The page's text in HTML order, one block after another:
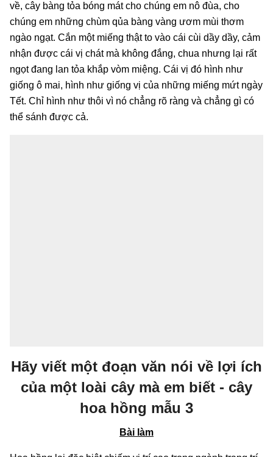
về, cây bàng tỏa bóng mát cho chúng em nô đùa, cho
chúng em những chùm qủa bàng vàng ươm mùi thơm
ngào ngạt. Cắn một miếng thật to vào cái cùi dầy dầy, cảm
nhận được cái vị chát mà không đắng, chua nhưng lại rất
ngọt đang lan tỏa khắp vòm miệng. Cái vị đó hình như
giống ô mai, hình như giống vị của những miếng mứt ngày
Tết. Chỉ hình như thôi vì nó chẳng rõ ràng và chẳng gì có
thể sánh được cả.
Hãy viết một đoạn văn nói về lợi ích
của một loài cây mà em biết - cây
hoa hồng mẫu 3
Bài làm